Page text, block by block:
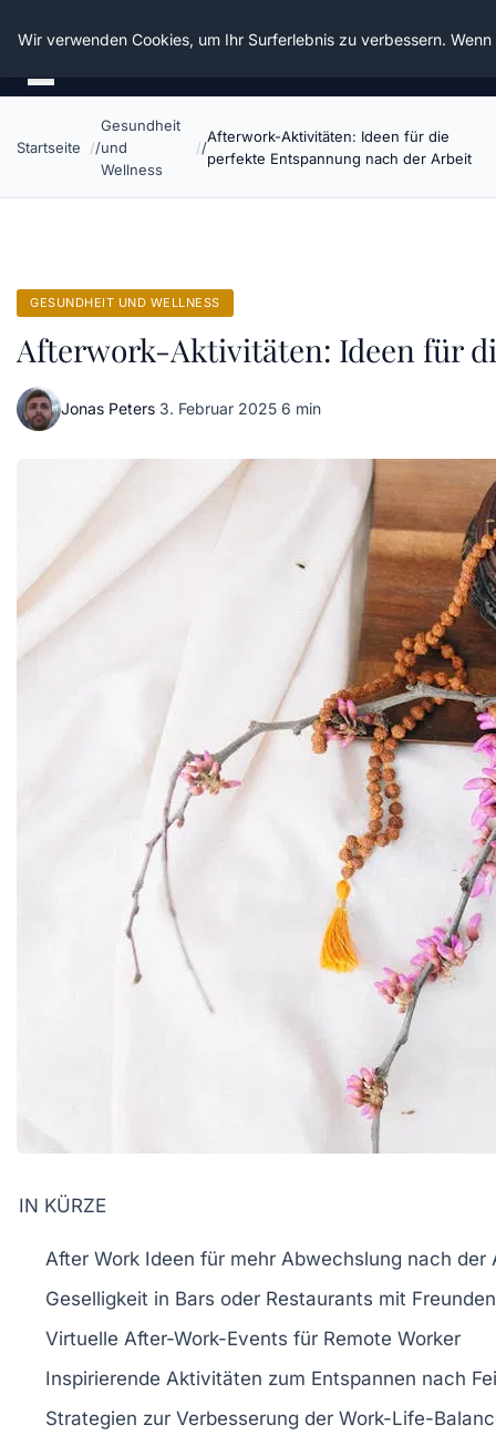
Die Schnitter
Startseite
Gesundheit
und
Wellness
Afterwork-Aktivitäten: Ideen für die
perfekte Entspannung nach der Arbeit
GESUNDHEIT UND WELLNESS
Afterwork-Aktivitäten: Ideen für
Jonas Peters·3. Februar 2025·6 min
IN KÜRZE
After Work Ideen für mehr Abwechslung nach der
Geselligkeit in Bars oder Restaurants mit
Virtuelle After-Work-Events für Remote Worker
Inspirierende Aktivitäten zum Entspannen nach
Strategien zur Verbesserung der Work-Life-
Wir verwenden Cookies, um Ihr Surferlebnis zu verbessern.